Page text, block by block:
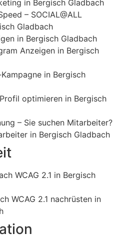
in Bergisch Gladbach
– SOCIAL@ALL
Gladbach
in Bergisch Gladbach
Anzeigen in Bergisch
in Bergisch
optimieren in Bergisch
– Sie suchen Mitarbeiter?
in Bergisch Gladbach
WCAG 2.1 in Bergisch
WCAG 2.1 nachrüsten in